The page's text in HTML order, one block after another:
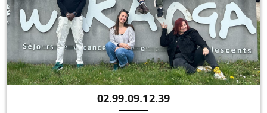
02.99.09.12.39